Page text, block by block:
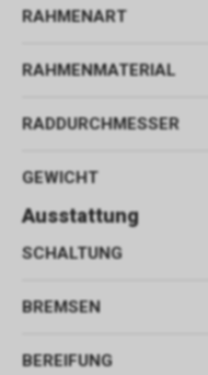
RAHMENART
RAHMENMATERIAL
RADDURCHMESSER
GEWICHT
Ausstattung
SCHALTUNG
BREMSEN
BEREIFUNG